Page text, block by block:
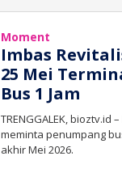
Moment
Imbas
25 Mei
Bus 1 Jam
TRENGGALEK,
meminta penumpang
akhir Mei 2026.